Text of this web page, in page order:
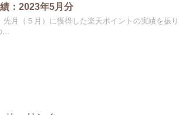
：2023年5月分
先月（５月）に獲得した楽天ポイントの実績を振